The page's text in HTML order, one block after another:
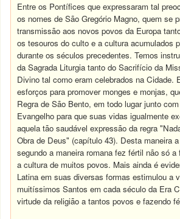
Entre os Pontífices que expressaram tal
os nomes de São Gregório Magno, quem se
transmissão aos novos povos da Europa
os tesouros do culto e a cultura acumulados
durante os séculos precedentes. Temos
da Sagrada Liturgia tanto do Sacrifício da
Divino tal como eram celebrados na Cidade.
esforços para promover monges e monjas,
Regra de São Bento, em todo lugar junto
Evangelho para que suas vidas igualmente
aquela tão saudável expressão da regra
Obra de Deus" (capítulo 43). Desta maneira
segundo a maneira romana fez fértil não só a
a cultura de muitos povos. Mais ainda é
Latina em suas diversas formas estimulou a
muitíssimos Santos em cada século da Era
virtude da religião a tantos povos e fazendo